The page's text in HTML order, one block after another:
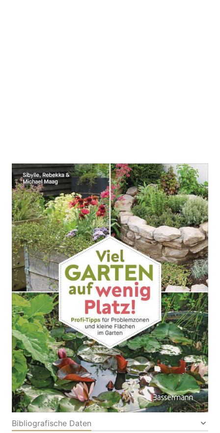
Viel Garten auf wenig Platz! Profi-
Tipps für Problemzonen und kleine
Flächen im Garten
Zur Wunschliste hinzufügen
Platzsparende Gartengestaltung. Kleine Beete,
vertikale Beete, Wasserstellen, Raumteiler u.v.m.
VonSibylle,Rebekka Michael Maag
Verlag: Bassermann 25.02.2026
Buch 112 Seiten
Buch
ISBN: 978-3-
80945183-9
Bibliografische Daten